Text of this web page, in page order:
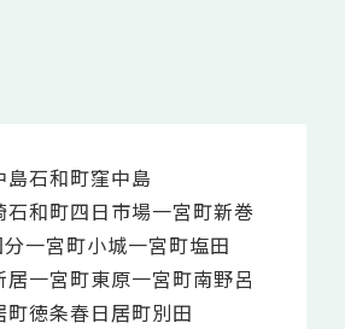
島石和町窪中島
石和町四日市場一宮町新巻
一宮町小城一宮町塩田
居一宮町東原一宮町南野呂
町徳条春日居町別田